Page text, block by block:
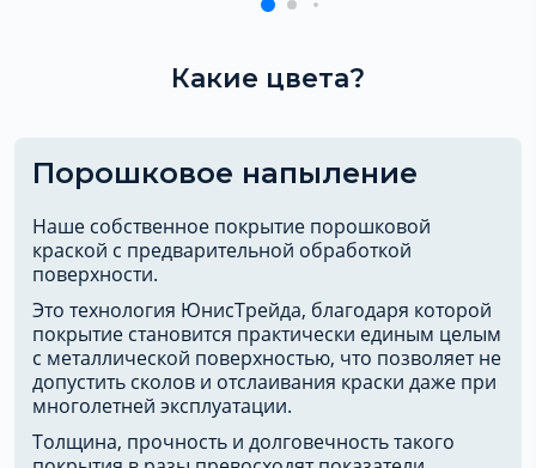
Какие цвета?
Порошковое напыление
Наше собственное покрытие порошковой
краской с предварительной обработкой
поверхности.
Это технология ЮнисТрейда, благодаря которой
покрытие становится практически единым целым
с металлической поверхностью, что позволяет не
допустить сколов и отслаивания краски даже при
многолетней эксплуатации.
Толщина, прочность и долговечность такого